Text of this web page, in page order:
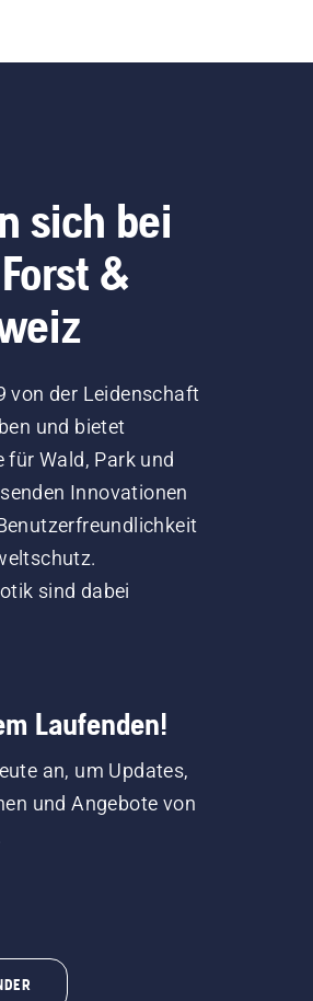
sich bei
&
von der Leidenschaft
und bietet
für Wald, Park und
Innovationen
sind dabei
Laufenden!
an, um Updates,
und Angebote von